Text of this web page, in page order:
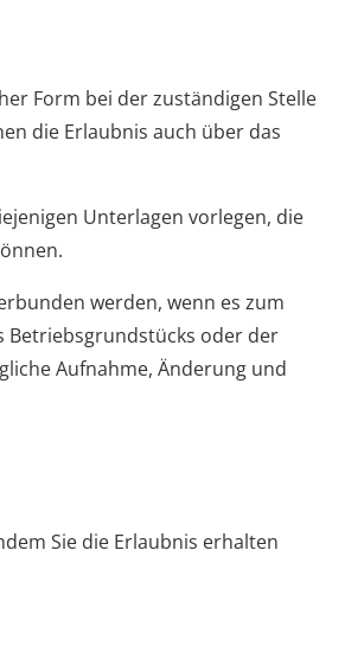
Form bei der zuständigen Stelle
die Erlaubnis auch über das
Unterlagen vorlegen, die
werden, wenn es zum
Betriebsgrundstücks oder der
Aufnahme, Änderung und
Sie die Erlaubnis erhalten